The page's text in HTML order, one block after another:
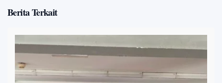
Berita Terkait